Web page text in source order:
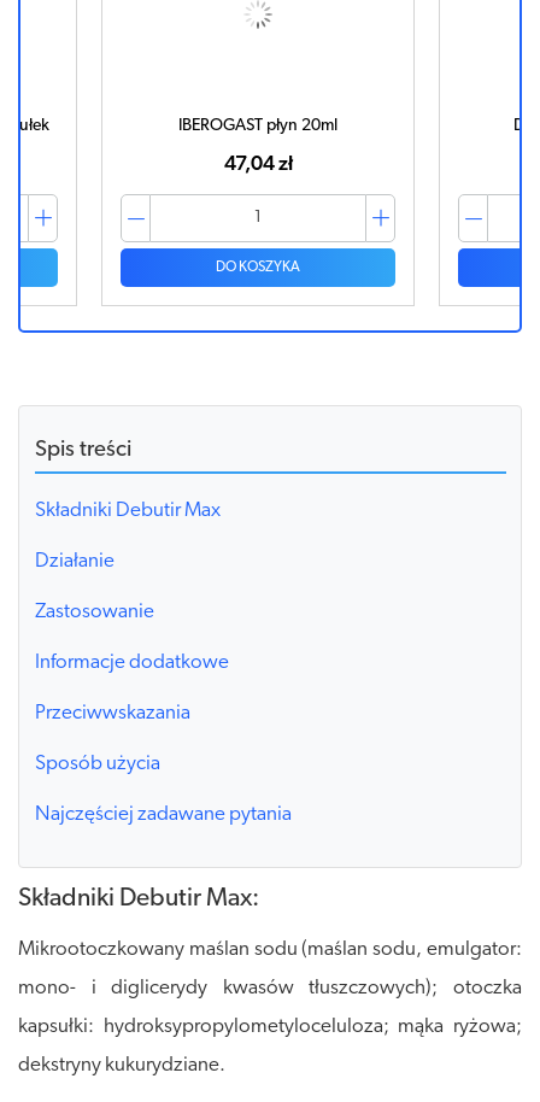
IBEROGAST płyn 20ml
47,04 zł
DO KOSZYKA
Spis treści
Składniki Debutir Max
Działanie
Zastosowanie
Informacje dodatkowe
Przeciwwskazania
Sposób użycia
Najczęściej zadawane pytania
Składniki Debutir Max:
Mikrootoczkowany maślan sodu (maślan sodu, emulgator:
mono- i diglicerydy kwasów tłuszczowych); otoczka
kapsułki: hydroksypropylometyloceluloza; mąka ryżowa;
dekstryny kukurydziane.